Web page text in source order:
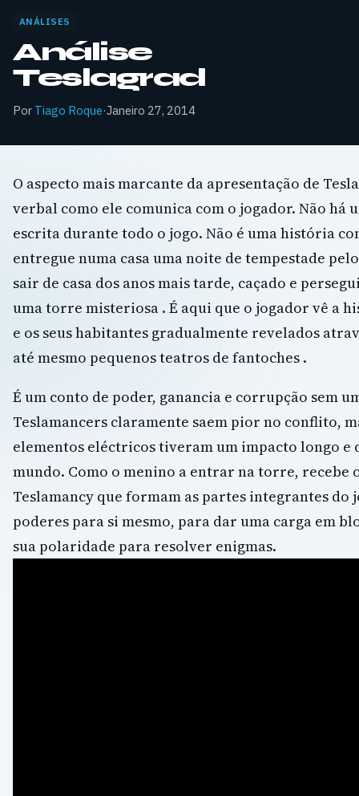
ANÁLISES
Análise
Teslagrad
Por Tiago Roque·Janeiro 27, 2014
O aspecto mais marcante da apresentação de
verbal como ele comunica com o jogador. Não há
escrita durante todo o jogo. Não é uma história
entregue numa casa uma noite de tempestade
sair de casa dos anos mais tarde, caçado e
uma torre misteriosa . É aqui que o jogador vê a
e os seus habitantes gradualmente revelados
até mesmo pequenos teatros de fantoches .
É um conto de poder, ganancia e corrupção sem
Teslamancers claramente saem pior no conflito,
elementos eléctricos tiveram um impacto longo e
mundo. Como o menino a entrar na torre, recebe
Teslamancy que formam as partes integrantes do
poderes para si mesmo, para dar uma carga em
sua polaridade para resolver enigmas.